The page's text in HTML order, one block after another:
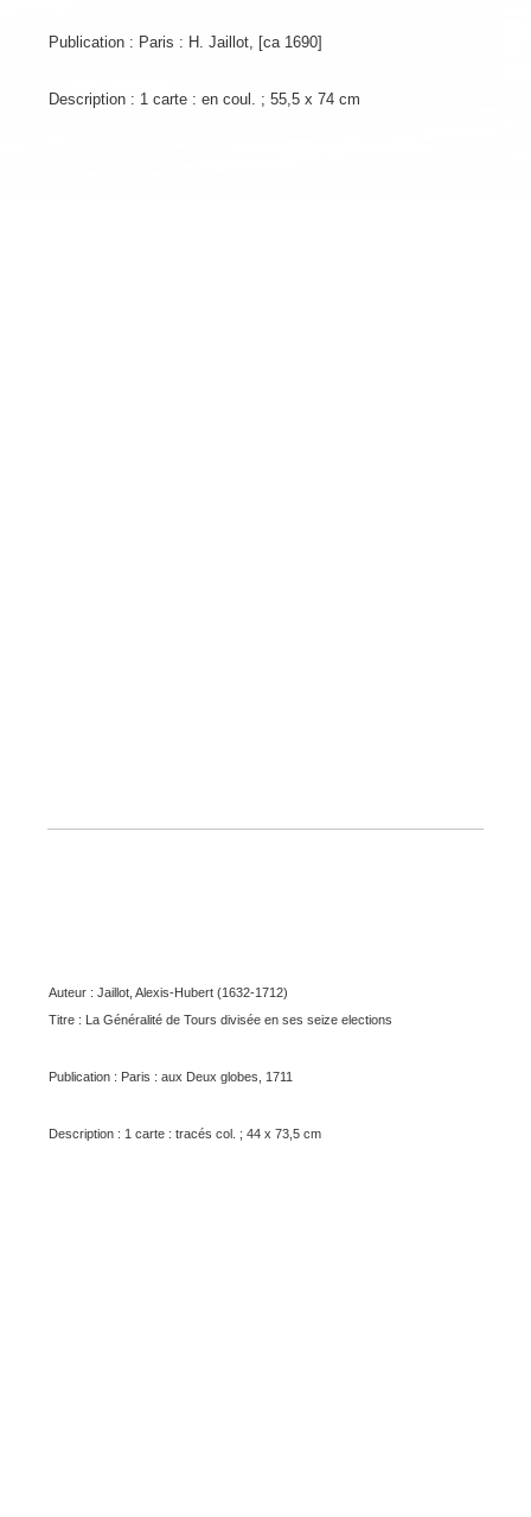
Publication : Paris : H. Jaillot, [ca 1690]
Description : 1 carte : en coul. ; 55,5 x 74 cm
Auteur : Jaillot, Alexis-Hubert (1632-1712)
Titre : La Généralité de Tours divisée en ses seize elections
Publication : Paris : aux Deux globes, 1711
Description : 1 carte : tracés col. ; 44 x 73,5 cm